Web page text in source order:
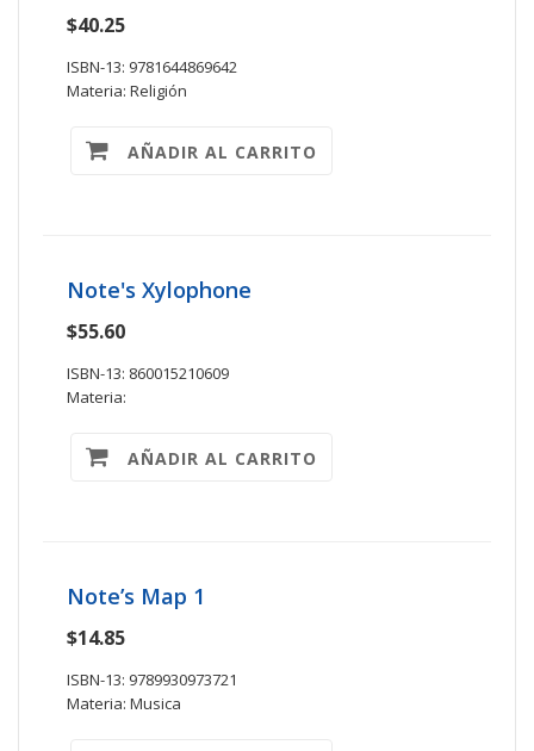
$40.25
ISBN-13: 9781644869642
Materia: Religión
AÑADIR AL CARRITO
Note's Xylophone
$55.60
ISBN-13: 860015210609
Materia:
AÑADIR AL CARRITO
Note’s Map 1
$14.85
ISBN-13: 9789930973721
Materia: Musica